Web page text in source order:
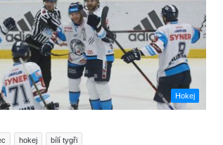
Hokej
hokej bílí tygři